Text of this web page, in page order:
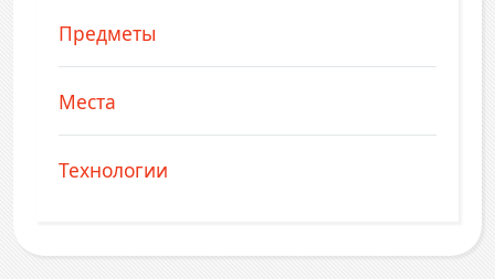
Предметы
Места
Технологии